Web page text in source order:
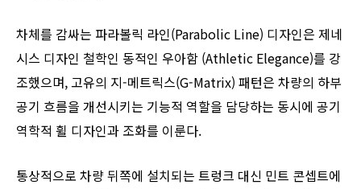
차체를 감싸는 파라볼릭 라인(Parabolic Line) 디자인은 제네
시스 디자인 철학인 동적인 우아함 (Athletic Elegance)를 강
조했으며, 고유의 지-메트릭스(G-Matrix) 패턴은 차량의 하부
공기 흐름을 개선시키는 기능적 역할을 담당하는 동시에 공기
역학적 휠 디자인과 조화를 이룬다.
통상적으로 차량 뒤쪽에 설치되는 트렁크 대신 민트 콘셉트에